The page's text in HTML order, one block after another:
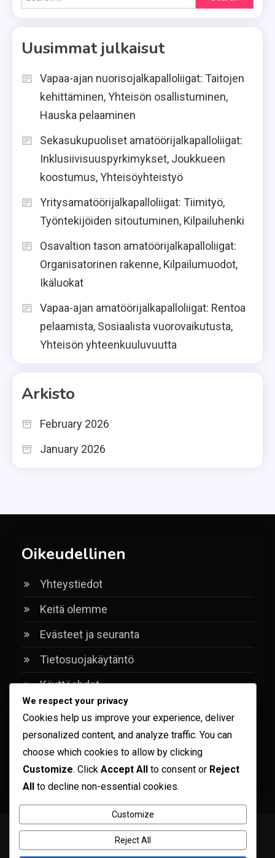
for:
Uusimmat julkaisut
Vapaa-ajan nuorisojalkapalloliigat: Taitojen
kehittäminen, Yhteisön osallistuminen,
Hauska pelaaminen
Sekasukupuoliset amatöörijalkapalloliigat:
Inklusiivisuuspyrkimykset, Joukkueen
koostumus, Yhteisöyhteistyö
Yritysamatöörijalkapalloliigat: Tiimityö,
Työntekijöiden sitoutuminen, Kilpailuhenki
Osavaltion tason amatöörijalkapalloliigat:
Organisatorinen rakenne, Kilpailumuodot,
Ikäluokat
Vapaa-ajan amatöörijalkapalloliigat: Rentoa
pelaamista, Sosiaalista vuorovaikutusta,
Yhteisön yhteenkuuluvuutta
Arkisto
February 2026
January 2026
Oikeudellinen
Yhteystiedot
Keitä olemme
Evästeet ja seuranta
Tietosuojakäytäntö
Käyttöehdot
Haku
Search
Copyright © ogma blog 2026Proudly powered by WordPress
Theme: ogma-blog byMystery Themes
We respect your privacy
Cookies help us improve your experience, deliver
personalized content, and analyze traffic. You can
choose which cookies to allow by clicking
Customize. Click Accept All to consent or Reject
All to decline non-essential cookies.
Customize
Reject All